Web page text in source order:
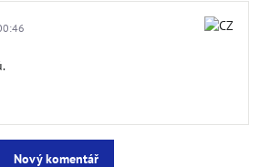
Nový komentář